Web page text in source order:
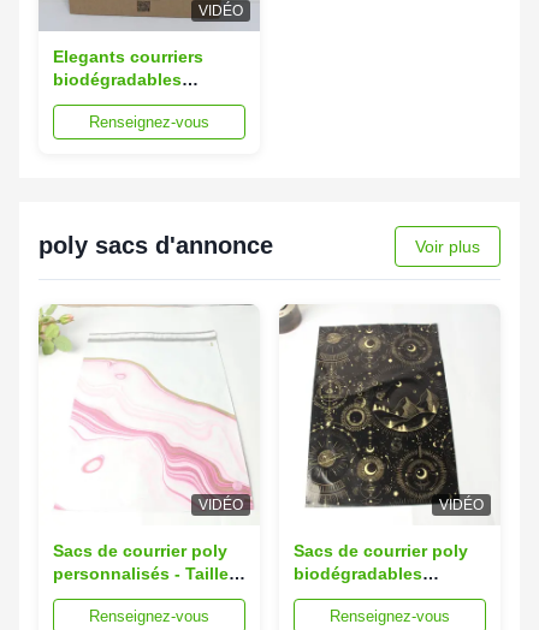
VIDÉO
Elegants courriers
biodégradables
personnalisés 15x20
cm courriers Kraft
Renseignez-vous
poly sacs d'annonce Voir plus
VIDÉO
Sacs de courrier poly
personnalisés - Tailles
de 6x9in à 12x15in,
écologiques
Renseignez-vous
VIDÉO
Sacs de courrier poly
biodégradables
imprimés sur mesure
10x13inRenseignez-vous